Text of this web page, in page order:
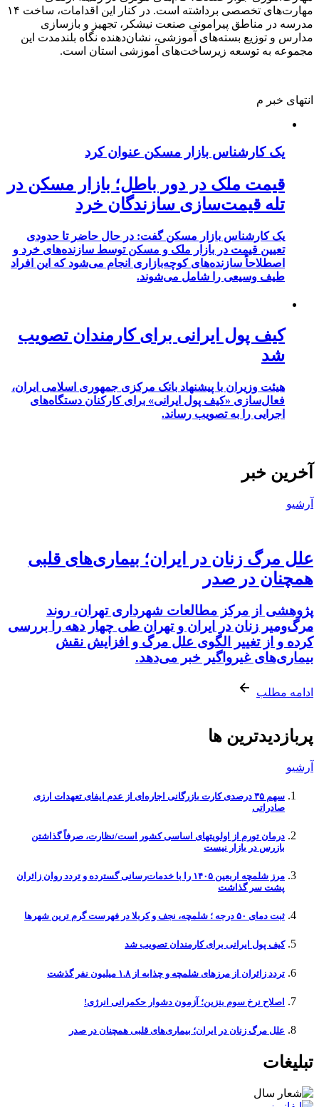
مهارت‌های تخصصی برداشته است. در کنار این اقدامات، ساخت ۱۴
مدرسه در مناطق پیرامونی صنعت نیشکر، تجهیز و بازسازی
مدارس و توزیع بسته‌های آموزشی، نشان‌دهنده نگاه بلندمدت این
مجموعه به توسعه زیرساخت‌های آموزشی استان است.
انتهای خبر م
یک کارشناس بازار مسکن عنوان کرد
قیمت ملک در دور باطل؛ بازار مسکن در
تله قیمت‌سازی سازندگان خرد
یک کارشناس بازار مسکن گفت: در حال حاضر تا حدودی
تعیین قیمت در بازار ملک و مسکن توسط سازنده‌های خرد و
اصطلاحاً سازنده‌های کوچه‌بازاری انجام می‌شود که این افراد
طیف وسیعی را شامل می‌شوند.
کیف پول ایرانی برای کارمندان تصویب
شد
هیئت وزیران با پیشنهاد بانک مرکزی جمهوری اسلامی ایران،
فعال‌سازی «کیف پول ایرانی» برای کارکنان دستگاه‌های
اجرایی را به تصویب رساند.
آخرین خبر
آرشیو
علل مرگ زنان در ایران؛ بیماری‌های قلبی
همچنان در صدر
پژوهشی از مرکز مطالعات شهرداری تهران، روند
مرگ‌ومیر زنان در ایران و تهران طی چهار دهه را بررسی
کرده و از تغییر الگوی علل مرگ و افزایش نقش
بیماری‌های غیرواگیر خبر می‌دهد.
ادامه مطلب
پربازدیدترین ها
آرشیو
سهم ۳۵ درصدی کارت بازرگانی اجاره‌ای از عدم ایفای تعهدات ارزی
صادراتی
درمان تورم از اولویتهای اساسی کشور است/نظارت، صرفاً گذاشتن
بازرس در بازار نیست
مرز شلمچه اربعین ۱۴۰۵ را با خدمات‌رسانی گسترده و تردد روان زائران
پشت سر گذاشت
ثبت دمای ۵۰ درجه ؛ شلمچه، نجف و کربلا در فهرست گرم ترین شهرها
کیف پول ایرانی برای کارمندان تصویب شد
تردد زائران از مرزهای شلمچه و چذابه از ۱.۸ میلیون نفر گذشت
اصلاح نرخ سوم بنزین؛ آزمون دشوار حکمرانی انرژی!
علل مرگ زنان در ایران؛ بیماری‌های قلبی همچنان در صدر
تبلیغات